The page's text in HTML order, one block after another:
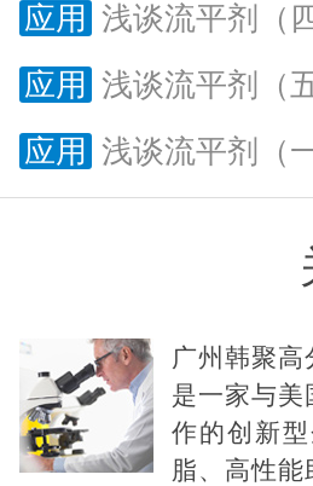
应用 浅谈流平剂（四
应用 浅谈流平剂（
应用 浅谈流平剂（
广州韩聚
是一家与美
作的创新
脂、高性